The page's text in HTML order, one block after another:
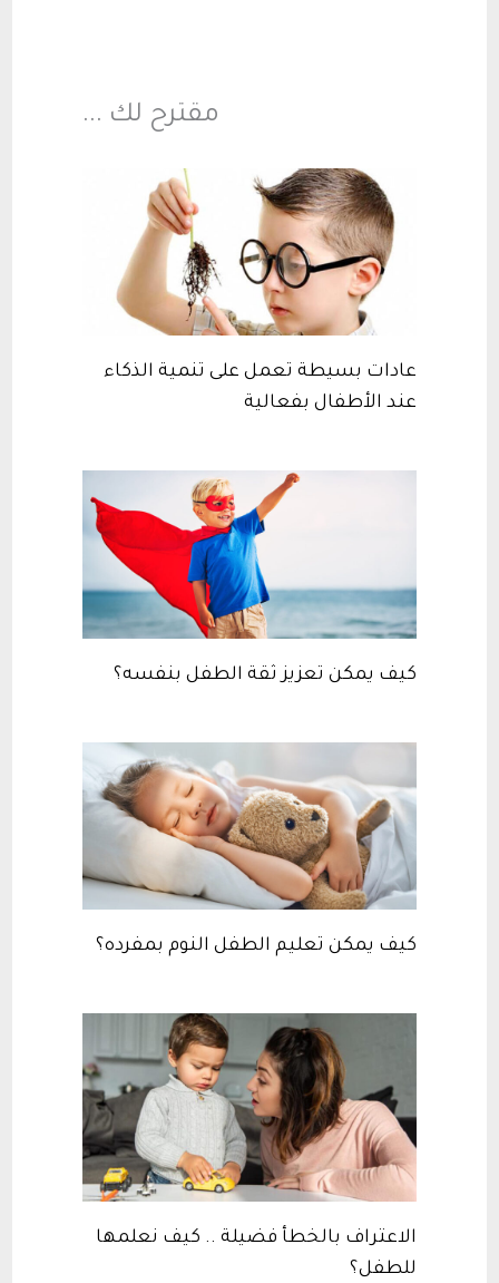
مقترح لك ...
عادات بسيطة تعمل على تنمية الذكاء
عند الأطفال بفعالية
كيف يمكن تعزيز ثقة الطفل بنفسه؟
كيف يمكن تعليم الطفل النوم بمفرده؟
الاعتراف بالخطأ فضيلة .. كيف نعلمها
للطفل؟